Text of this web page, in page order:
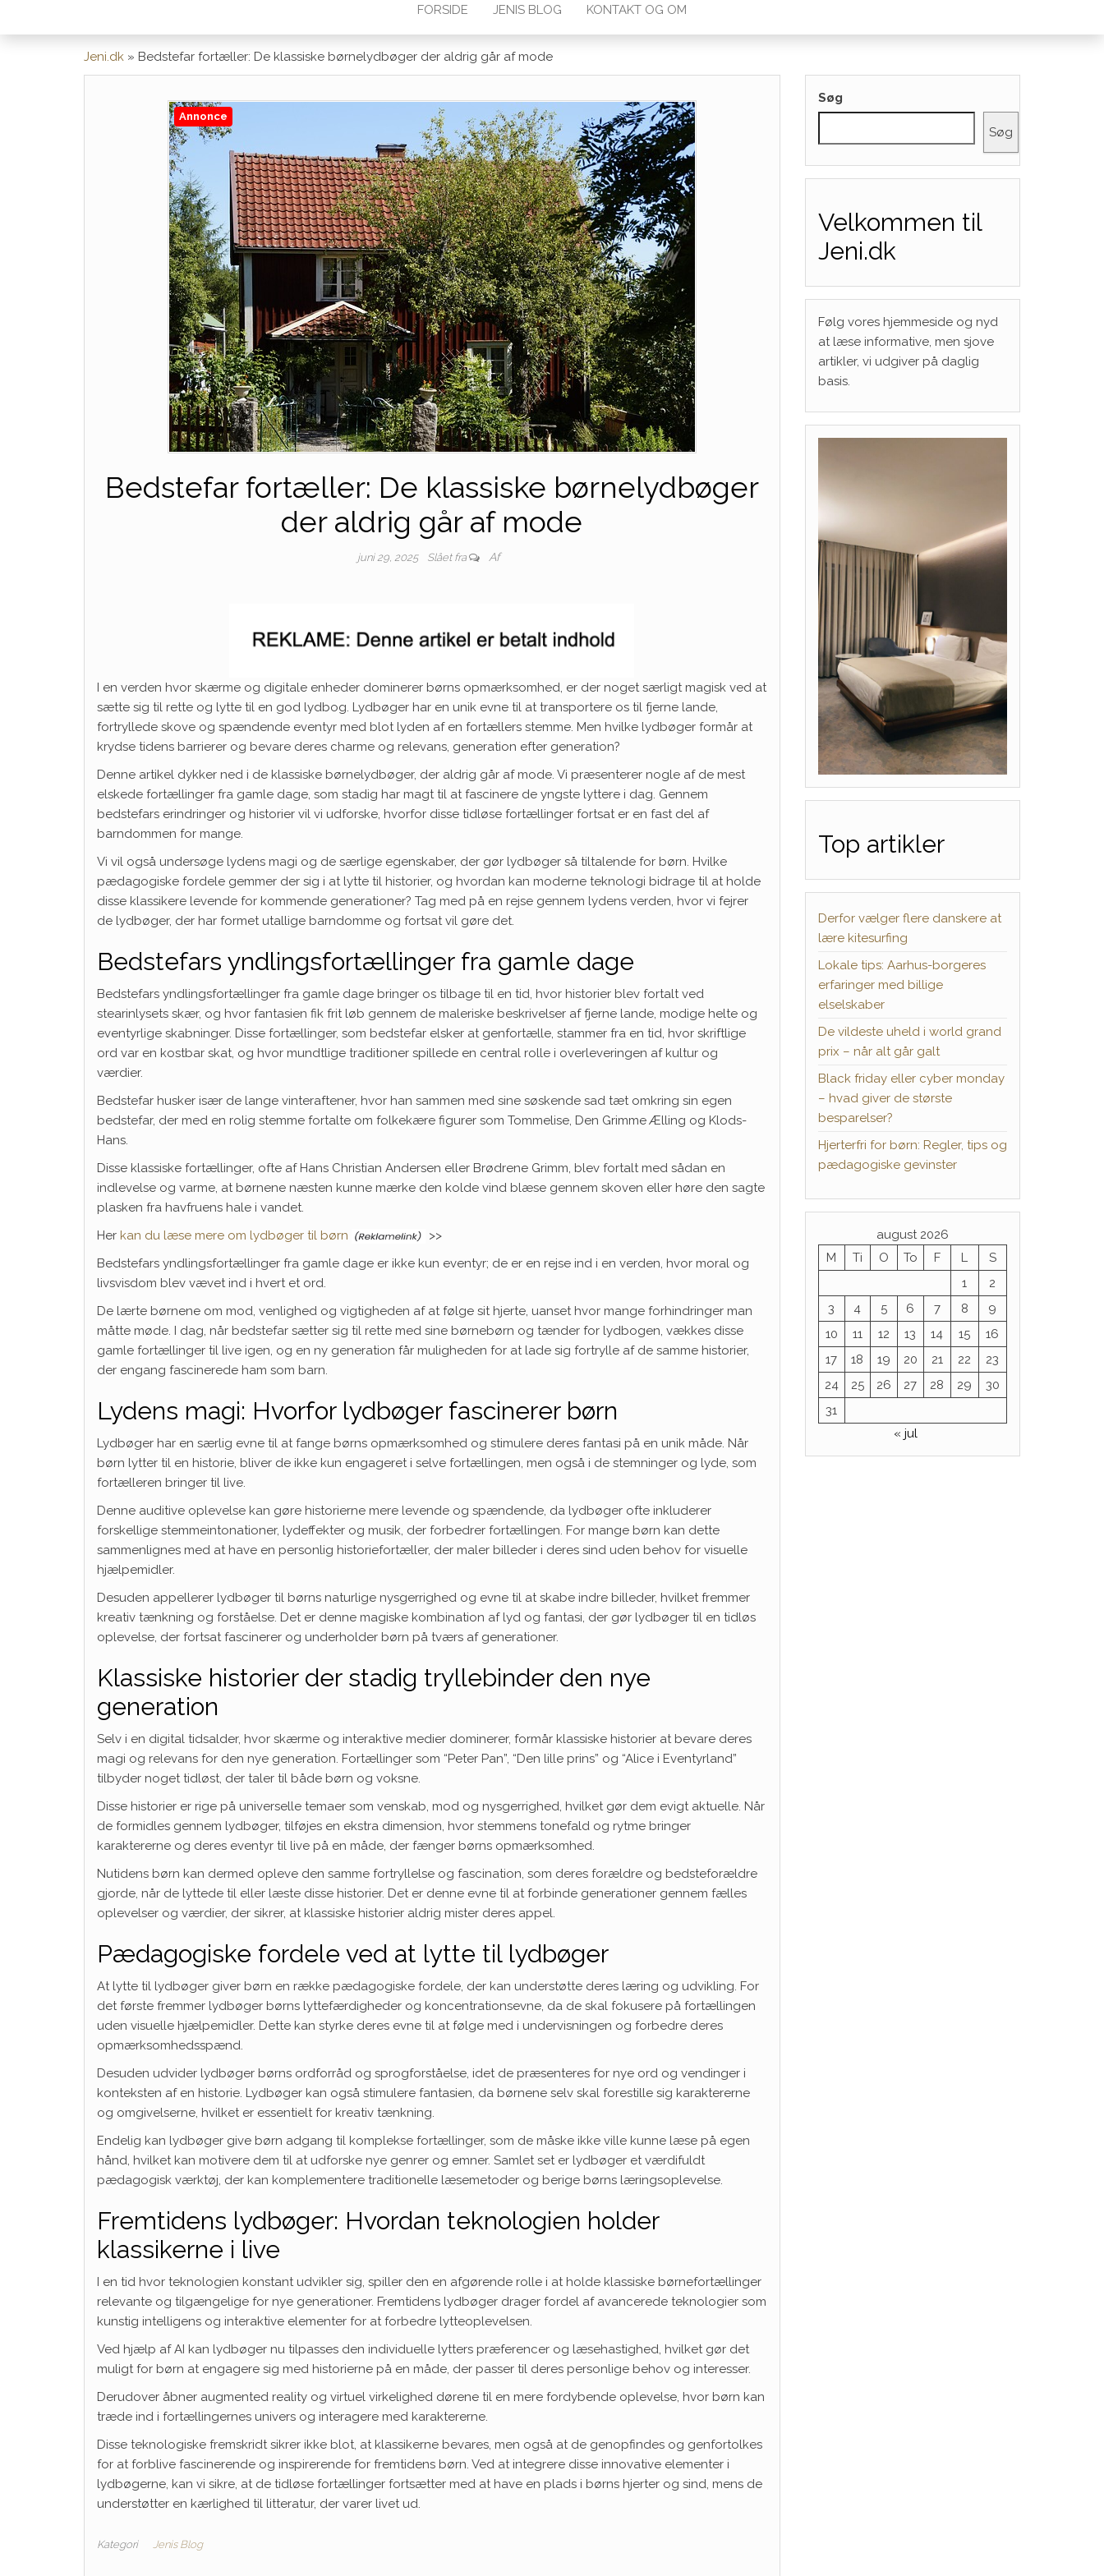
FORSIDE JENIS BLOG KONTAKT OG OM
Jeni.dk » Bedstefar fortæller: De klassiske børnelydbøger der aldrig går af mode
Annonce
Bedstefar fortæller: De klassiske børnelydbøger
der aldrig går af mode
juni 29, 2025 Slået fra Af
I en verden hvor skærme og digitale enheder dominerer børns opmærksomhed, er der noget særligt magisk ved at
sætte sig til rette og lytte til en god lydbog. Lydbøger har en unik evne til at transportere os til fjerne lande,
fortryllede skove og spændende eventyr med blot lyden af en fortællers stemme. Men hvilke lydbøger formår at
krydse tidens barrierer og bevare deres charme og relevans, generation efter generation?
Denne artikel dykker ned i de klassiske børnelydbøger, der aldrig går af mode. Vi præsenterer nogle af de mest
elskede fortællinger fra gamle dage, som stadig har magt til at fascinere de yngste lyttere i dag. Gennem
bedstefars erindringer og historier vil vi udforske, hvorfor disse tidløse fortællinger fortsat er en fast del af
barndommen for mange.
Vi vil også undersøge lydens magi og de særlige egenskaber, der gør lydbøger så tiltalende for børn. Hvilke
pædagogiske fordele gemmer der sig i at lytte til historier, og hvordan kan moderne teknologi bidrage til at holde
disse klassikere levende for kommende generationer? Tag med på en rejse gennem lydens verden, hvor vi fejrer
de lydbøger, der har formet utallige barndomme og fortsat vil gøre det.
Bedstefars yndlingsfortællinger fra gamle dage
Bedstefars yndlingsfortællinger fra gamle dage bringer os tilbage til en tid, hvor historier blev fortalt ved
stearinlysets skær, og hvor fantasien fik frit løb gennem de maleriske beskrivelser af fjerne lande, modige helte og
eventyrlige skabninger. Disse fortællinger, som bedstefar elsker at genfortælle, stammer fra en tid, hvor skriftlige
ord var en kostbar skat, og hvor mundtlige traditioner spillede en central rolle i overleveringen af kultur og
værdier.
Bedstefar husker især de lange vinteraftener, hvor han sammen med sine søskende sad tæt omkring sin egen
bedstefar, der med en rolig stemme fortalte om folkekære figurer som Tommelise, Den Grimme Ælling og Klods-
Hans.
Disse klassiske fortællinger, ofte af Hans Christian Andersen eller Brødrene Grimm, blev fortalt med sådan en
indlevelse og varme, at børnene næsten kunne mærke den kolde vind blæse gennem skoven eller høre den sagte
plasken fra havfruens hale i vandet.
Her kan du læse mere om lydbøger til børn
>>
Bedstefars yndlingsfortællinger fra gamle dage er ikke kun eventyr; de er en rejse ind i en verden, hvor moral og
livsvisdom blev vævet ind i hvert et ord.
De lærte børnene om mod, venlighed og vigtigheden af at følge sit hjerte, uanset hvor mange forhindringer man
måtte møde. I dag, når bedstefar sætter sig til rette med sine børnebørn og tænder for lydbogen, vækkes disse
gamle fortællinger til live igen, og en ny generation får muligheden for at lade sig fortrylle af de samme historier,
der engang fascinerede ham som barn.
Lydens magi: Hvorfor lydbøger fascinerer børn
Lydbøger har en særlig evne til at fange børns opmærksomhed og stimulere deres fantasi på en unik måde. Når
børn lytter til en historie, bliver de ikke kun engageret i selve fortællingen, men også i de stemninger og lyde, som
fortælleren bringer til live.
Denne auditive oplevelse kan gøre historierne mere levende og spændende, da lydbøger ofte inkluderer
forskellige stemmeintonationer, lydeffekter og musik, der forbedrer fortællingen. For mange børn kan dette
sammenlignes med at have en personlig historiefortæller, der maler billeder i deres sind uden behov for visuelle
hjælpemidler.
Desuden appellerer lydbøger til børns naturlige nysgerrighed og evne til at skabe indre billeder, hvilket fremmer
kreativ tænkning og forståelse. Det er denne magiske kombination af lyd og fantasi, der gør lydbøger til en tidløs
oplevelse, der fortsat fascinerer og underholder børn på tværs af generationer.
Klassiske historier der stadig tryllebinder den nye
generation
Selv i en digital tidsalder, hvor skærme og interaktive medier dominerer, formår klassiske historier at bevare deres
magi og relevans for den nye generation. Fortællinger som “Peter Pan”, “Den lille prins” og “Alice i Eventyrland”
tilbyder noget tidløst, der taler til både børn og voksne.
Disse historier er rige på universelle temaer som venskab, mod og nysgerrighed, hvilket gør dem evigt aktuelle. Når
de formidles gennem lydbøger, tilføjes en ekstra dimension, hvor stemmens tonefald og rytme bringer
karaktererne og deres eventyr til live på en måde, der fænger børns opmærksomhed.
Nutidens børn kan dermed opleve den samme fortryllelse og fascination, som deres forældre og bedsteforældre
gjorde, når de lyttede til eller læste disse historier. Det er denne evne til at forbinde generationer gennem fælles
oplevelser og værdier, der sikrer, at klassiske historier aldrig mister deres appel.
Pædagogiske fordele ved at lytte til lydbøger
At lytte til lydbøger giver børn en række pædagogiske fordele, der kan understøtte deres læring og udvikling. For
det første fremmer lydbøger børns lyttefærdigheder og koncentrationsevne, da de skal fokusere på fortællingen
uden visuelle hjælpemidler. Dette kan styrke deres evne til at følge med i undervisningen og forbedre deres
opmærksomhedsspænd.
Desuden udvider lydbøger børns ordforråd og sprogforståelse, idet de præsenteres for nye ord og vendinger i
konteksten af en historie. Lydbøger kan også stimulere fantasien, da børnene selv skal forestille sig karaktererne
og omgivelserne, hvilket er essentielt for kreativ tænkning.
Endelig kan lydbøger give børn adgang til komplekse fortællinger, som de måske ikke ville kunne læse på egen
hånd, hvilket kan motivere dem til at udforske nye genrer og emner. Samlet set er lydbøger et værdifuldt
pædagogisk værktøj, der kan komplementere traditionelle læsemetoder og berige børns læringsoplevelse.
Fremtidens lydbøger: Hvordan teknologien holder
klassikerne i live
I en tid hvor teknologien konstant udvikler sig, spiller den en afgørende rolle i at holde klassiske børnefortællinger
relevante og tilgængelige for nye generationer. Fremtidens lydbøger drager fordel af avancerede teknologier som
kunstig intelligens og interaktive elementer for at forbedre lytteoplevelsen.
Ved hjælp af AI kan lydbøger nu tilpasses den individuelle lytters præferencer og læsehastighed, hvilket gør det
muligt for børn at engagere sig med historierne på en måde, der passer til deres personlige behov og interesser.
Derudover åbner augmented reality og virtuel virkelighed dørene til en mere fordybende oplevelse, hvor børn kan
træde ind i fortællingernes univers og interagere med karaktererne.
Disse teknologiske fremskridt sikrer ikke blot, at klassikerne bevares, men også at de genopfindes og genfortolkes
for at forblive fascinerende og inspirerende for fremtidens børn. Ved at integrere disse innovative elementer i
lydbøgerne, kan vi sikre, at de tidløse fortællinger fortsætter med at have en plads i børns hjerter og sind, mens de
understøtter en kærlighed til litteratur, der varer livet ud.
Kategori Jenis Blog
Søg
Søg
Velkommen til
Jeni.dk
Følg vores hjemmeside og nyd
at læse informative, men sjove
artikler, vi udgiver på daglig
basis.
Top artikler
Derfor vælger flere danskere at
lære kitesurfing
Lokale tips: Aarhus-borgeres
erfaringer med billige
elselskaber
De vildeste uheld i world grand
prix – når alt går galt
Black friday eller cyber monday
– hvad giver de største
besparelser?
Hjerterfri for børn: Regler, tips og
pædagogiske gevinster
august 2026
M
Ti O To F L
S
1
2
3
4 5 6 7 8
9
10
11 12 13 14 15
16
17
18 19 20 21 22
23
24
25 26 27 28 29
30
31
« jul